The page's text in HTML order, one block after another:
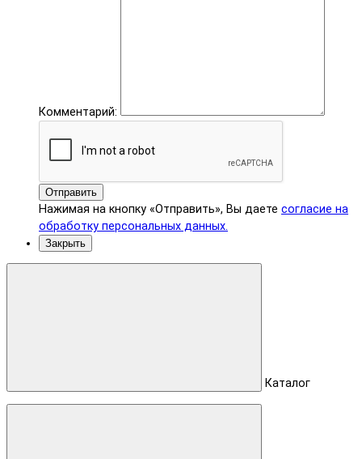
Комментарий:
Отправить
Нажимая на кнопку «Отправить», Вы даете согласие на
обработку персональных данных.
Закрыть
Каталог